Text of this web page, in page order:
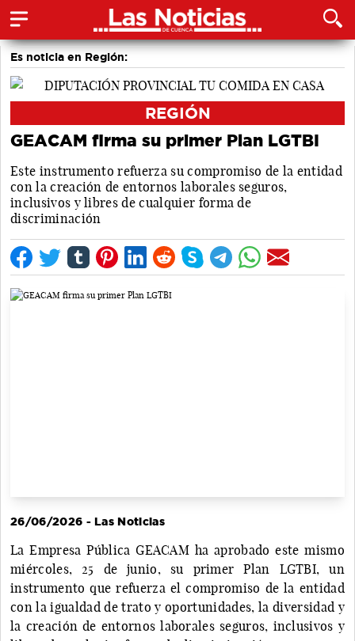
Es noticia en Región:
REGIÓN
GEACAM firma su primer Plan LGTBI
Este instrumento refuerza su compromiso de la entidad
con la creación de entornos laborales seguros,
inclusivos y libres de cualquier forma de
discriminación
26/06/2026 - Las Noticias
La Empresa Pública GEACAM ha aprobado este mismo
miércoles, 25 de junio, su primer Plan LGTBI, un
instrumento que refuerza el compromiso de la entidad
con la igualdad de trato y oportunidades, la diversidad y
la creación de entornos laborales seguros, inclusivos y